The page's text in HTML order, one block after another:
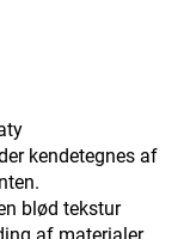
kendetegnes af
blød tekstur